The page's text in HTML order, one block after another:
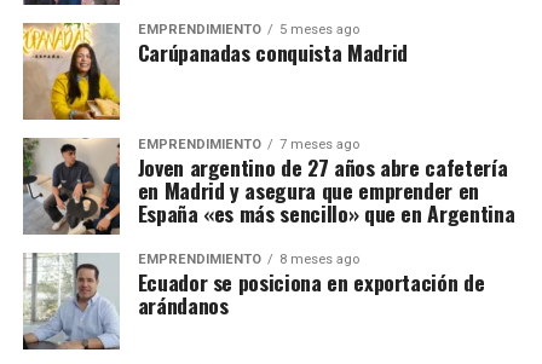
EMPRENDIMIENTO 5 meses ago
Carúpanadas conquista Madrid
EMPRENDIMIENTO 7 meses ago
Joven argentino de 27 años abre cafetería
en Madrid y asegura que emprender en
España «es más sencillo» que en Argentina
EMPRENDIMIENTO 8 meses ago
Ecuador se posiciona en exportación de
arándanos